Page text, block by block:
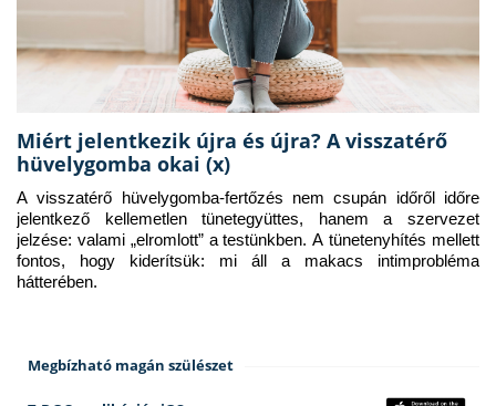
Miért jelentkezik újra és újra? A visszatérő
hüvelygomba okai (x)
A visszatérő hüvelygomba-fertőzés nem csupán időről időre
jelentkező kellemetlen tünetegyüttes, hanem a szervezet
jelzése: valami „elromlott” a testünkben. A tünetenyhítés mellett
fontos, hogy kiderítsük: mi áll a makacs intimprobléma
hátterében.
Megbízható magán szülészet